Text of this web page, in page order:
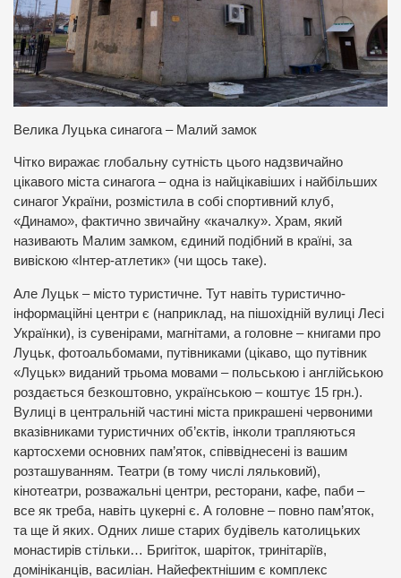
Велика Луцька синагога – Малий замок
Чітко виражає глобальну сутність цього надзвичайно
цікавого міста синагога – одна із найцікавіших і найбільших
синагог України, розмістила в собі спортивний клуб,
«Динамо», фактично звичайну «качалку». Храм, який
називають Малим замком, єдиний подібний в країні, за
вивіскою «Інтер-атлетик» (чи щось таке).
Але Луцьк – місто туристичне. Тут навіть туристично-
інформаційні центри є (наприклад, на пішохідній вулиці Лесі
Українки), із сувенірами, магнітами, а головне – книгами про
Луцьк, фотоальбомами, путівниками (цікаво, що путівник
«Луцьк» виданий трьома мовами – польською і англійською
роздається безкоштовно, українською – коштує 15 грн.).
Вулиці в центральній частині міста прикрашені червоними
вказівниками туристичних об’єктів, інколи трапляються
картосхеми основних пам’яток, співвіднесені із вашим
розташуванням. Театри (в тому числі ляльковий),
кінотеатри, розважальні центри, ресторани, кафе, паби –
все як треба, навіть цукерні є. А головне – повно пам’яток,
та ще й яких. Одних лише старих будівель католицьких
монастирів стільки… Бригіток, шаріток, тринітаріїв,
домініканців, василіан. Найефектнішим є комплекс